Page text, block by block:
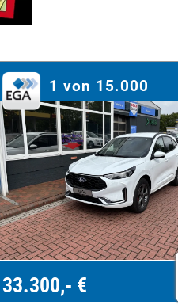
1 von 15.000
33.300,- €